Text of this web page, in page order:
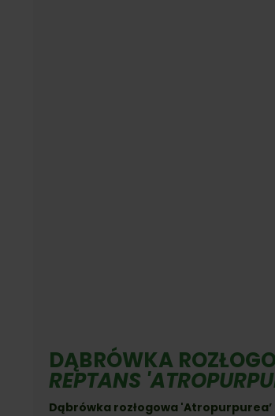
DĄBRÓWKA
REPTANS
Dąbrówka rozłogowa 'Atropurpurea’